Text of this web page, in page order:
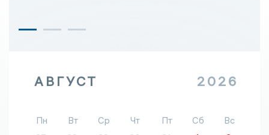
АВГУСТ 2026
Пн Вт Ср Чт Пт Сб
Вс